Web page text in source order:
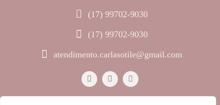
(17) 99702-9030
(17) 99702-9030
atendimento.carlasotile@gmail.com